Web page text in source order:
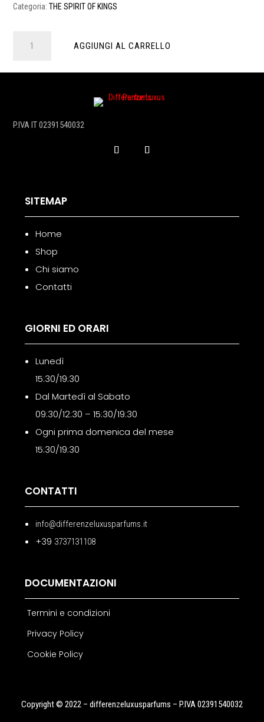
Categoria:THE SPIRIT OF KINGS
AGGIUNGI AL CARRELLO
P.IVA IT 02391540032
SITEMAP
Home
Shop
Chi siamo
Contatti
GIORNI ED ORARI
Lunedì
15:30/19:30
Dal Martedì al Sabato
09:30/12:30 – 15:30/19:30
Ogni prima domenica del mese
15:30/19:30
CONTATTI
info@differenzeluxusparfums.it
+39 3737131108
DOCUMENTAZIONI
Termini e condizioni
Privacy Policy
Cookie Policy
Copyright © 2022 – differenzeluxusparfums – P.IVA 02391540032